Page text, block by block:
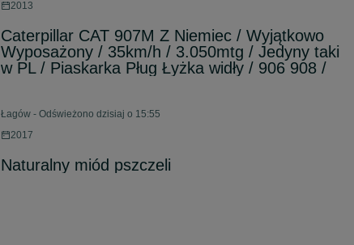
2013
Caterpillar CAT 907M Z Niemiec / Wyjątkowo
Wyposażony / 35km/h / 3.050mtg / Jedyny taki
w PL / Piaskarka Pług Łyżka widły / 906 908 /
Łagów - Odświeżono dzisiaj o 15:55
2017
Naturalny miód pszczeli